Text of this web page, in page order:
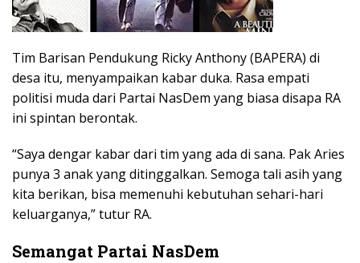
Tim Barisan Pendukung Ricky Anthony (BAPERA) di
desa itu, menyampaikan kabar duka. Rasa empati
politisi muda dari Partai NasDem yang biasa disapa RA
ini spintan berontak.
“Saya dengar kabar dari tim yang ada di sana. Pak Aries
punya 3 anak yang ditinggalkan. Semoga tali asih yang
kita berikan, bisa memenuhi kebutuhan sehari-hari
keluarganya,” tutur RA.
Semangat Partai NasDem